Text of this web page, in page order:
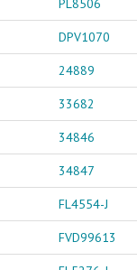
PL8506
DPV1070
24889
33682
34846
34847
FL4554-J
FVD99613